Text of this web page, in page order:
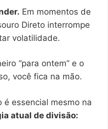
Em momentos de
Direto interrompe
volatilidade.
“para ontem” e o
você fica na mão.
é essencial mesmo na
atual de divisão: